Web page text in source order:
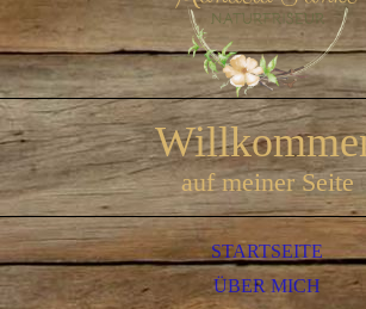
auf meiner Seite
STARTSEITE
ÜBER MICH